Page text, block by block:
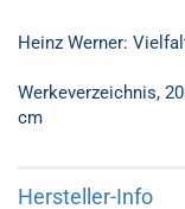
Heinz Werner:
Werkeverzeichnis,
cm
Hersteller-Info